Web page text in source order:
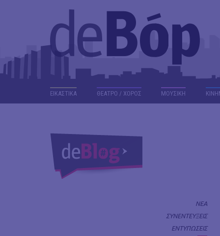
ΕΙΚΑΣΤΙΚΑ ΘΕΑΤΡΟ / ΧΟΡΟΣ ΜΟΥΣΙΚΗ
ΝΕΑ
ΣΥΝΕΝΤΕΥΞΕΙΣ
ΕΝΤΥΠΩΣΕΙΣ